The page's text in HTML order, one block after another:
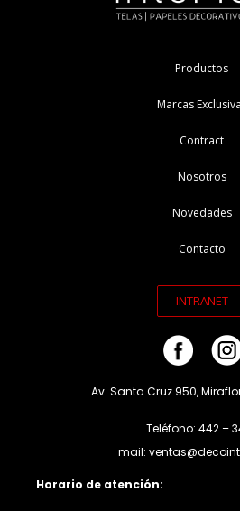
Productos
Marcas
Contract
Nosotros
Novedades
Contacto
INTRANET
Av. Santa Cruz 950,
Teléfono: 442 –
mail:
Horario de atención: